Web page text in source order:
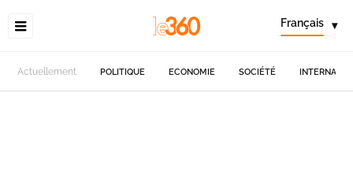
Français ▾
Actuellement POLITIQUE ECONOMIE SOCIÉTÉ